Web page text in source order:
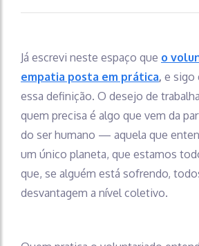
Já escrevi neste espaço que o
empatia posta em prática, e sigo
essa definição. O desejo de
quem precisa é algo que vem da
do ser humano — aquela que
um único planeta, que estamos
que, se alguém está sofrendo,
desvantagem a nível coletivo.